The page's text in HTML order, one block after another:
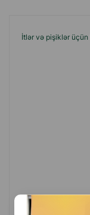
İtlər və pişiklər